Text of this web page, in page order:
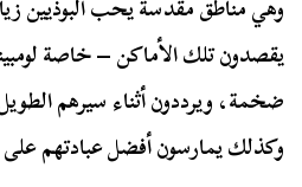
يقصدون تلك الأماكن – خاصة
ضخمة، ويرددون أثناء سيرهم
وكذلك يمارسون أفضل عبادتهم على